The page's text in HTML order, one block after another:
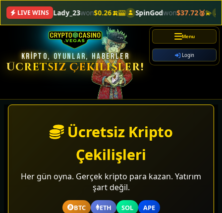
LIVE WINS
DegenLady_23won $0.26🍌🎰 SpinGodwon$37.72🥈💫
KRIPTO, OYUNLAR, HABERLER
Ücretsiz Çekilişler!
Menu
Login
Ücretsiz Kripto
Çekilişleri
Her gün oyna. Gerçek kripto para kazan. Yatırım
şart değil.
BTC ETH SOL APE